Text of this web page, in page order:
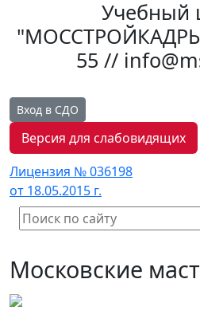
Учебный
55 //
Вход в СДО
Версия для слабовидящих
Лицензия № 036198
от 18.05.2015 г.
Московские